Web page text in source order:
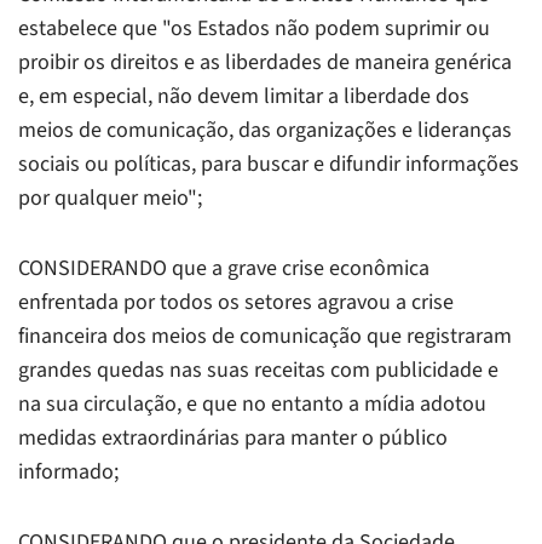
estabelece que "os Estados não podem suprimir ou
proibir os direitos e as liberdades de maneira genérica
e, em especial, não devem limitar a liberdade dos
meios de comunicação, das organizações e lideranças
sociais ou políticas, para buscar e difundir informações
por qualquer meio";
CONSIDERANDO que a grave crise econômica
enfrentada por todos os setores agravou a crise
financeira dos meios de comunicação que registraram
grandes quedas nas suas receitas com publicidade e
na sua circulação, e que no entanto a mídia adotou
medidas extraordinárias para manter o público
informado;